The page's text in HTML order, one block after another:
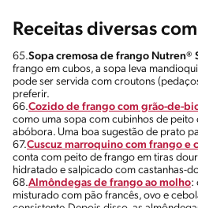
Receitas diversas
65.Sopa cremosa de frango Nutren®
frango em cubos, a sopa leva
pode ser servida com croutons
preferir.
66.Cozido de frango com grão-de-
como uma sopa com cubinhos de
abóbora. Uma boa sugestão de prato
67.Cuscuz marroquino com frango e
conta com peito de frango em tiras
hidratado e salpicado com castanhas-
68.Almôndegas de frango ao molho:
misturado com pão francês, ovo e